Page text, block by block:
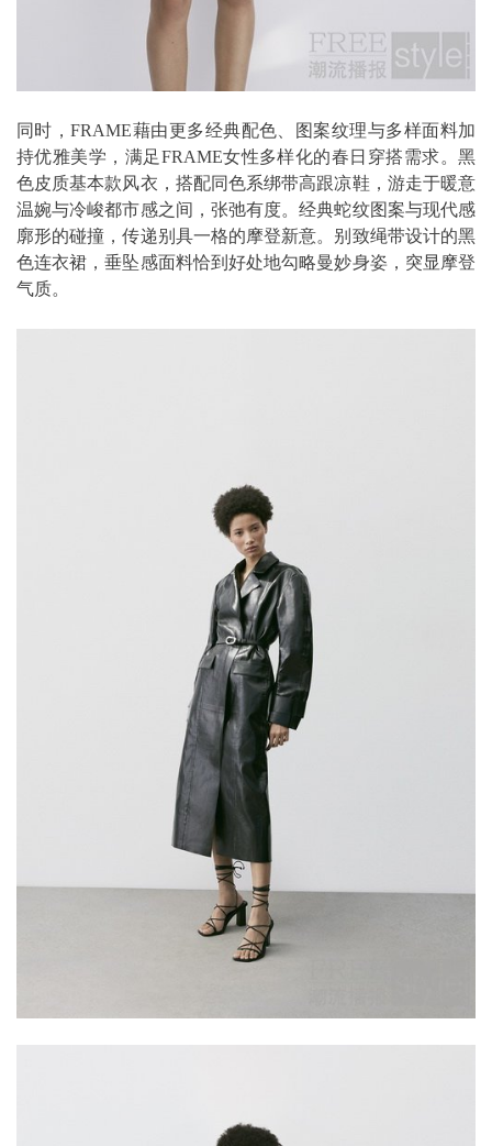
同时，FRAME藉由更多经典配色、图案纹理与多样面料加
持优雅美学，满足FRAME女性多样化的春日穿搭需求。黑
色皮质基本款风衣，搭配同色系绑带高跟凉鞋，游走于暖意
温婉与冷峻都市感之间，张弛有度。经典蛇纹图案与现代感
廓形的碰撞，传递别具一格的摩登新意。别致绳带设计的黑
色连衣裙，垂坠感面料恰到好处地勾略曼妙身姿，突显摩登
气质。